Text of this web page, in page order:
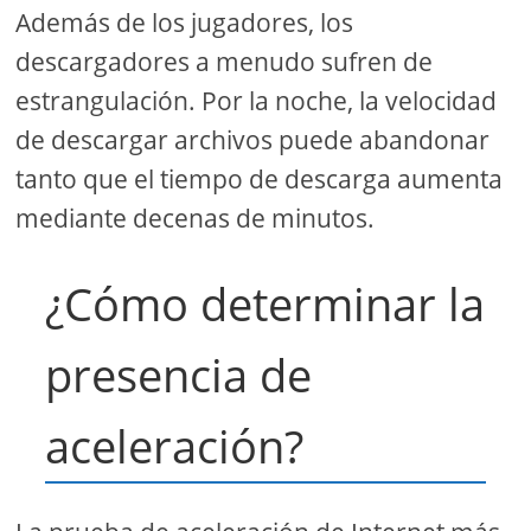
Además de los jugadores, los
descargadores a menudo sufren de
estrangulación. Por la noche, la velocidad
de descargar archivos puede abandonar
tanto que el tiempo de descarga aumenta
mediante decenas de minutos.
¿Cómo determinar la
presencia de
aceleración?